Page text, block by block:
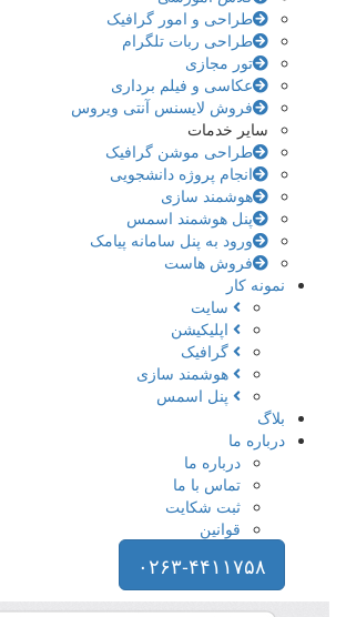
طراحی و امور گرافیک
طراحی ربات تلگرام
تور مجازی
عکاسی و فیلم برداری
فروش لایسنس آنتی ویروس
سایر خدمات
طراحی موشن گرافیک
انجام پروژه دانشجویی
هوشمند سازی
پنل هوشمند اسمس
ورود به پنل سامانه پیامک
فروش هاست
نمونه کار
سایت
اپلیکیشن
گرافیک
هوشمند سازی
پنل اسمس
بلاگ
درباره ما
درباره ما
تماس با ما
ثبت شکایت
قوانین
۰۲۶۳-۴۴۱۱۷۵۸